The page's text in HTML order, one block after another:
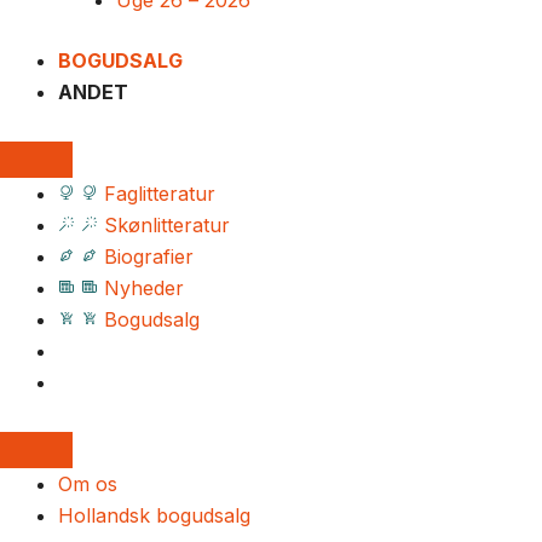
BOGUDSALG
ANDET
Faglitteratur
Skønlitteratur
Biografier
Nyheder
Bogudsalg
Om os
Hollandsk bogudsalg